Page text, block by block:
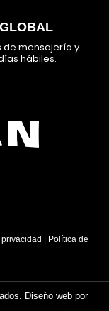
de mensajería y
hábiles.
Política de
Diseño web por